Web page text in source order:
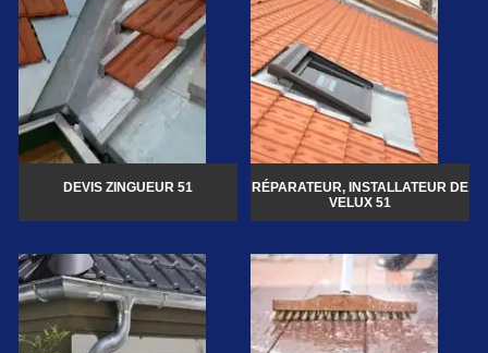
DEVIS ZINGUEUR 51
RÉPARATEUR, INSTALLATEUR DE
VELUX 51